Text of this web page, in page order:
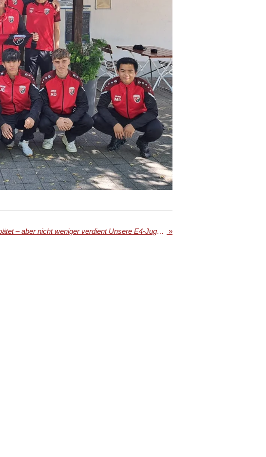
Etwas verspätet – aber nicht weniger verdient Unsere E4-Jugend (Jahrgang 2016) ist Meister der Staffel FS 5 RR »